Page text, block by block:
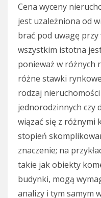
Cena wyceny
jest uzależniona od
brać pod uwagę przy
wszystkim istotna
ponieważ w różnych
różne stawki
rodzaj
jednorodzinnych czy
wiązać się z różnymi
stopień
znaczenie; na
takie jak obiekty
budynki, mogą
analizy i tym samym